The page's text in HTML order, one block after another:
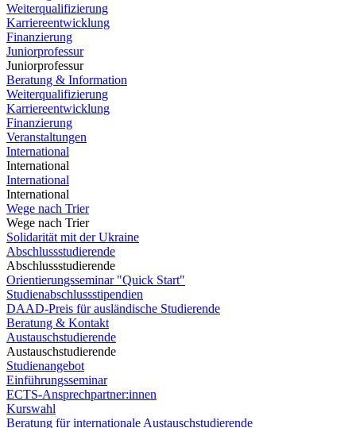
Weiterqualifizierung
Karriereentwicklung
Finanzierung
Juniorprofessur
Juniorprofessur
Beratung & Information
Weiterqualifizierung
Karriereentwicklung
Finanzierung
Veranstaltungen
International
International
International
International
Wege nach Trier
Wege nach Trier
Solidarität mit der Ukraine
Abschlussstudierende
Abschlussstudierende
Orientierungsseminar "Quick Start"
Studienabschlussstipendien
DAAD-Preis für ausländische Studierende
Beratung & Kontakt
Austauschstudierende
Austauschstudierende
Studienangebot
Einführungsseminar
ECTS-Ansprechpartner:innen
Kurswahl
Beratung für internationale Austauschstudierende